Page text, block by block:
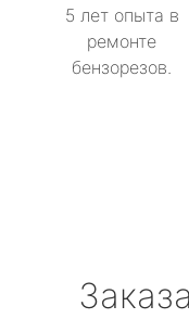
5 лет опыта в
ремонте
бензорезов.